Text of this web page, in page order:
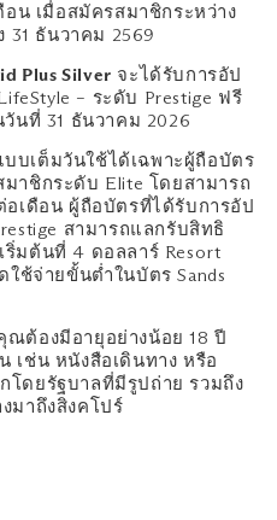
น เมื่อสมัครสมาชิกระหว่าง
31 ธันวาคม 2569
Plus Silver จะได้รับการอัป
– ระดับ Prestige ฟรี
นที่ 31 ธันวาคม 2026
บเต็มวันใช้ได้เฉพาะผู้ถือบัตร
าชิกระดับ Elite โดยสามารถ
เดือน ผู้ถือบัตรที่ได้รับการอัป
สามารถแลกรับสิทธิ
ริ่มต้นที่ 4 ดอลลาร์ Resort
ช้จ่ายขั้นต่ำในบัตร Sands
ต้องมีอายุอย่างน้อย 18 ปี
เช่น หนังสือเดินทาง หรือ
โดยรัฐบาลที่มีรูปถ่าย รวมถึง
มาถึงสิงคโปร์